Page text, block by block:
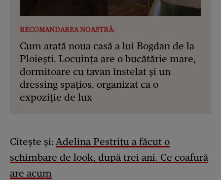
RECOMANDAREA NOASTRĂ:
Cum arată noua casă a lui Bogdan de la
Ploiești. Locuința are o bucătărie mare,
dormitoare cu tavan înstelat și un
dressing spațios, organizat ca o
expoziție de lux
Citește și: Adelina Pestrițu a făcut o
schimbare de look, după trei ani. Ce coafură
are acum